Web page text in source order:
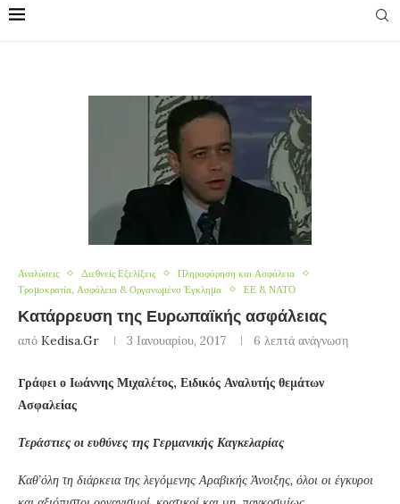
Αναλύσεις Διεθνείς Εξελίξεις
Πληροφόρηση και Ασφάλεια
Τρομοκρατία, Ασφάλεια & Οργανωμένο Έγκλημα
ΕΕ & ΝΑΤΟ
Κατάρρευση της Ευρωπαϊκής ασφάλειας
από Kedisa.gr 3 Ιανουαρίου, 2017 6 λεπτά ανάγνωση
Γράφει ο Ιωάννης Μιχαλέτος, Ειδικός Αναλυτής θεμάτων
Ασφαλείας
Τεράστιες οι ευθύνες της Γερμανικής Καγκελαρίας
Καθ’όλη τη διάρκεια της λεγόμενης Αραβικής Άνοιξης, όλοι οι έγκυροι